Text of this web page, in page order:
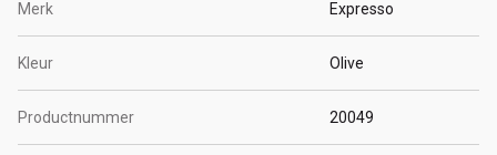
Merk Expresso
Kleur Olive
Productnummer 20049